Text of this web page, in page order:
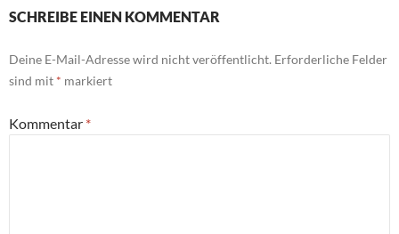
SCHREIBE EINEN KOMMENTAR
Deine E-Mail-Adresse wird nicht veröffentlicht. Erforderliche Felder
sind mit * markiert
Kommentar *